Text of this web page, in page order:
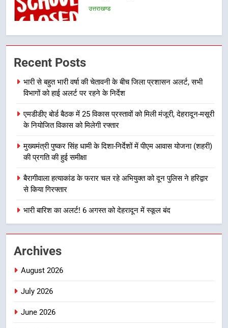
उत्तराखण्ड
मुख्यमंत्री धामी की सुरक्षा प्राथमिकता:
कांवड़ मार्ग
एसआईआर प्रक्रिया की निगरानी के लिए
प्रदेश कांग्रेस मुख्यालय में कंट्रोल रूम
उत्तराखण्ड
सड़क सुरक्षा पर डीएम का सख्त एक्शन,
प्रगति समीक्षा
उत्तराखण्ड
1
Recent Posts
भारी से बहुत भारी वर्षा की चेतावनी के बीच जिला प्रशासन अलर्ट, सभी
विभागों को हाई अलर्ट पर रहने के निर्देश
एमडीडीए बोर्ड बैठक में 25 विकास प्रस्तावों को मिली मंजूरी, देहरादून-मसूरी
के नियोजित विकास को मिलेगी रफ्तार
मुख्यमंत्री पुष्कर सिंह धामी के दिशा-निर्देशों में पीएम आवास योजना (शहरी)
की प्रगति की हुई समीक्षा
बैरागीवाला हत्याकांड के फरार चल रहे अभियुक्त को दून पुलिस ने हरिद्वार
से किया गिरफ्तार
भारी बारिश का अलर्ट! 6 अगस्त को देहरादून में स्कूल बंद
Archives
August 2026
July 2026
June 2026